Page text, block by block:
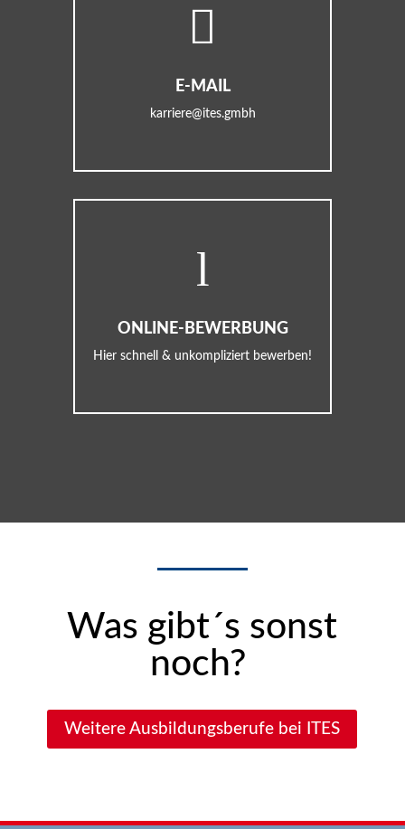

E-MAIL
karriere@ites.gmbh
l
ONLINE-BEWERBUNG
Hier schnell & unkompliziert bewerben!
Was gibt´s sonst
noch?
Weitere Ausbildungsberufe bei ITES